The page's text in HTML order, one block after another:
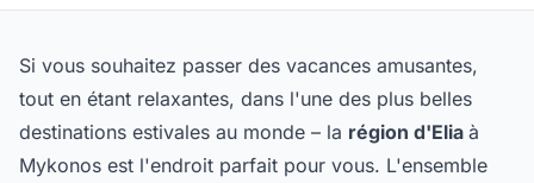
Si vous souhaitez passer des vacances amusantes,
tout en étant relaxantes, dans l'une des plus belles
destinations estivales au monde – la région d'Elia à
Mykonos est l'endroit parfait pour vous. L'ensemble